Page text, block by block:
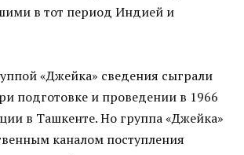
в тот период Индией и
«Джейка» сведения сыграли
подготовке и проведении в 1966
в Ташкенте. Но группа «Джейка»
каналом поступления